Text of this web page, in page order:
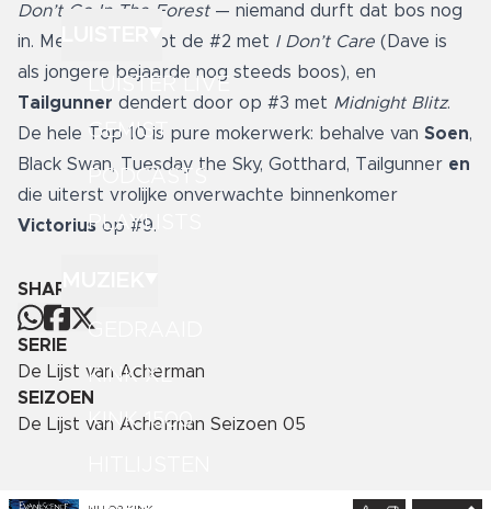
LUISTER LIVE
GEMIST
PODCASTS
PLAYLISTS
GEDRAAID
KINK XL
KINK 1500
Don’t Go In The Forest— niemand durft dat bos nog
in. Megadeth grijpt de #2 met I Don’t Care (Dave is
als jongere bejaarde nog steeds boos), en
Tailgunner dendert door op #3 met Midnight Blitz.
De hele Top 10 is pure mokerwerk: behalve van Soen,
Black Swan, Tuesday the Sky, Gotthard, Tailgunner en
die uiterst vrolijke onverwachte binnenkomer
Victorius op #9.
SHARE
SERIE
De Lijst van Acherman
SEIZOEN
De Lijst van Acherman Seizoen 05